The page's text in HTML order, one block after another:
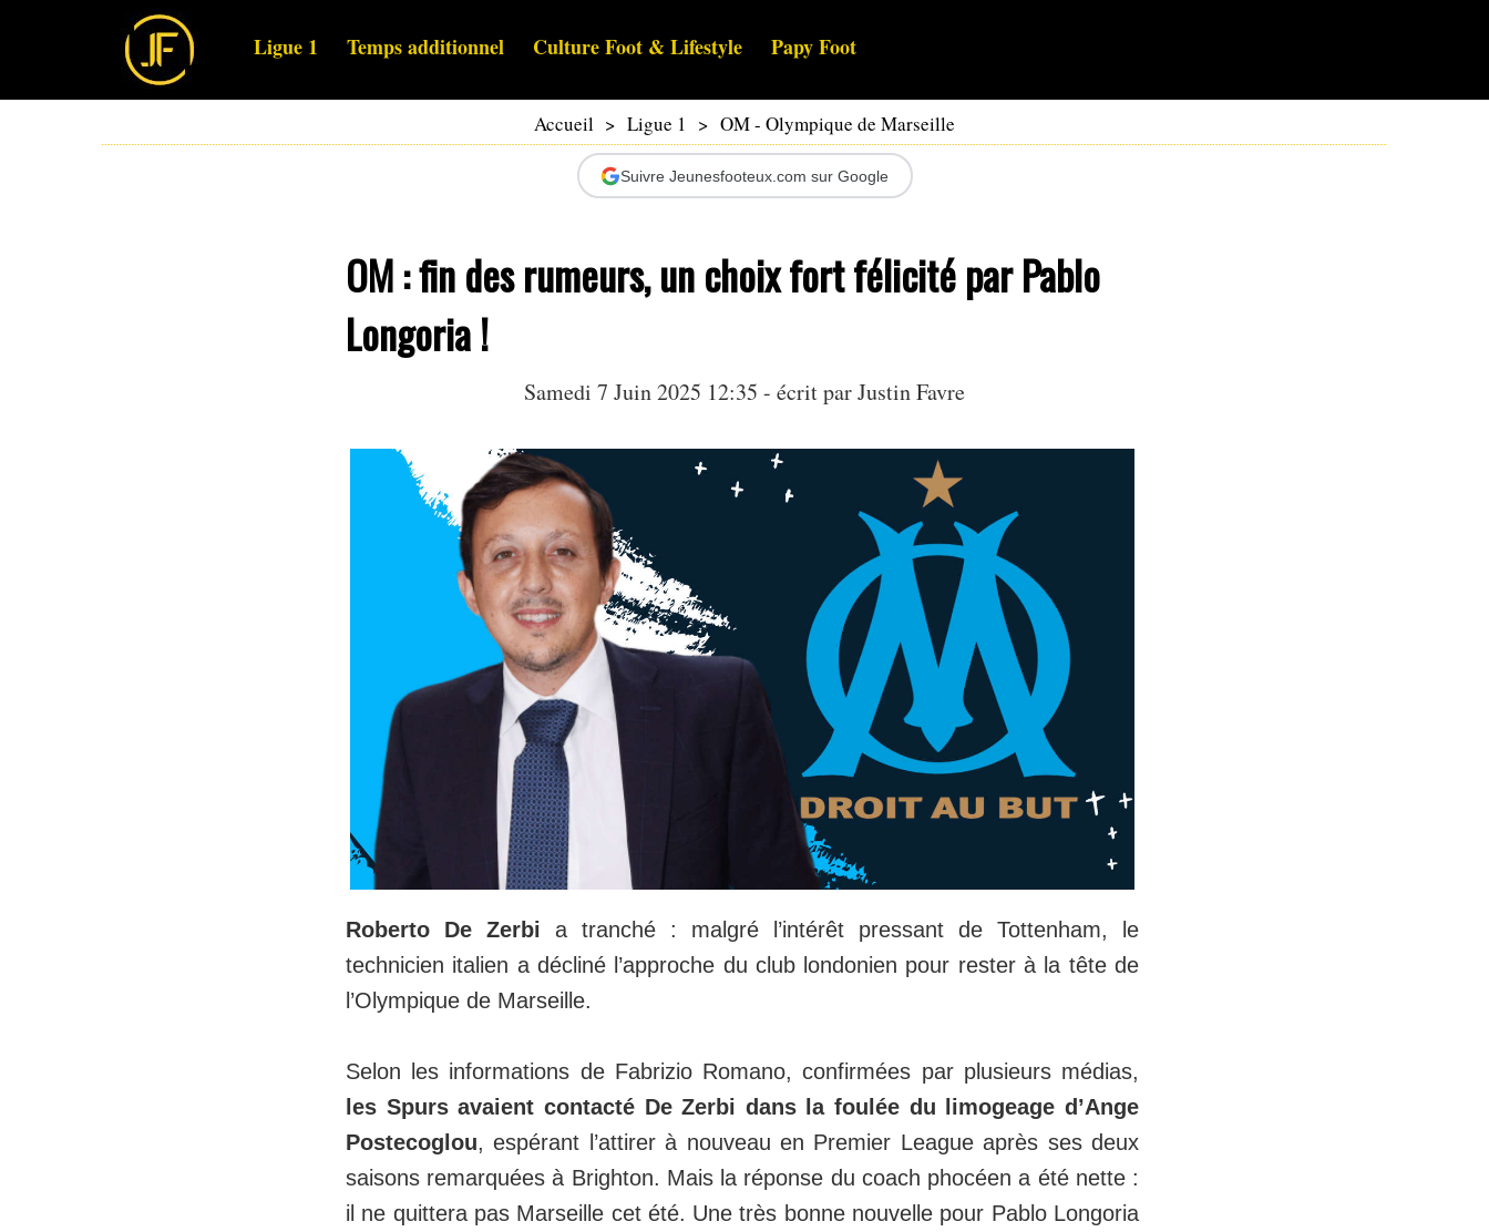
Ligue 1 Temps additionnel Culture Foot & Lifestyle Papy Foot
Accueil > Ligue 1 > OM - Olympique de Marseille
Suivre Jeunesfooteux.com sur Google
OM : fin des rumeurs, un choix fort félicité par Pablo
Longoria !
Samedi 7 Juin 2025 12:35 - écrit parJustin Favre
Roberto De Zerbi a tranché : malgré l’intérêt pressant de Tottenham, le
technicien italien a décliné l’approche du club londonien pour rester à la tête de
l’Olympique de Marseille.
Selon les informations de Fabrizio Romano, confirmées par plusieurs médias,
les Spurs avaient contacté De Zerbi dans la foulée du limogeage d’Ange
Postecoglou, espérant l’attirer à nouveau en Premier League après ses deux
saisons remarquées à Brighton. Mais la réponse du coach phocéen a été nette :
il ne quittera pas Marseille cet été. Une très bonne nouvelle pour Pablo Longoria